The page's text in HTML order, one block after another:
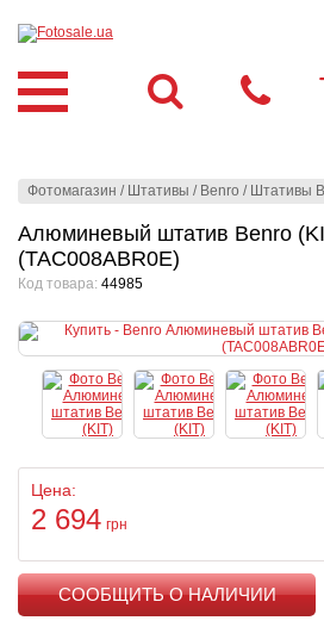
Фотомагазин / Штативы / Benro / Штативы
Алюминевый штатив Benro
(TAC008ABR0E)
Код товара: 44985
Цена:
2 694 грн